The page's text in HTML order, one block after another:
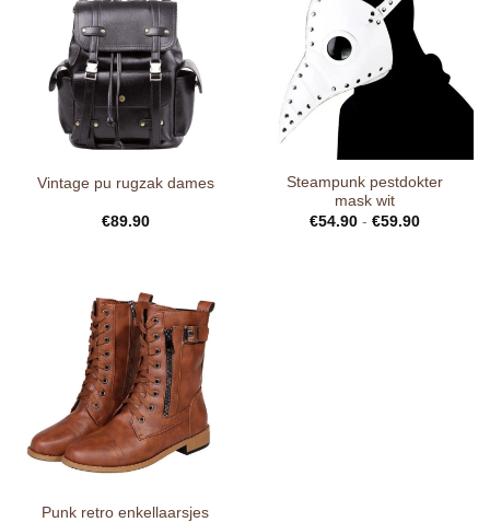
Vintage pu rugzak dames
€89.90
Steampunk pestdokter
mask wit
€54.90 - €59.90
Punk retro enkellaarsjes